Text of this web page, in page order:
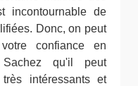
incontournable de
Donc, on peut
confiance en
Sachez qu'il peut
intéressants et